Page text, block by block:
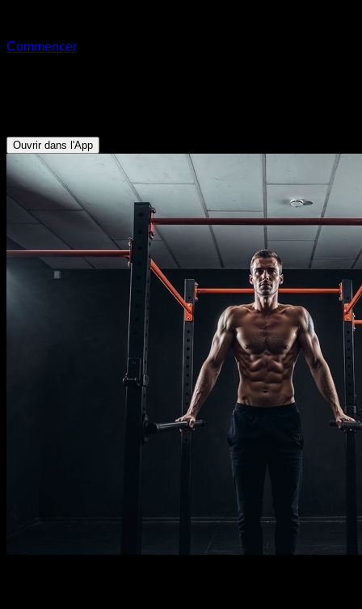
Commencer
Ouvrir dans l'App